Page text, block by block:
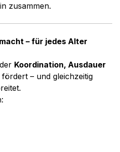
zusammen.
– für jedes Alter
Koordination, Ausdauer
fördert – und gleichzeitig